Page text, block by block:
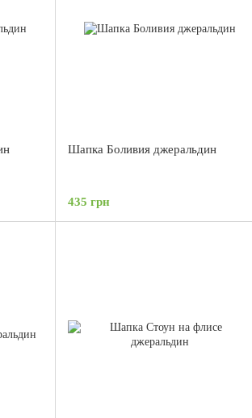
Шапка Боливия джеральдин
435 грн